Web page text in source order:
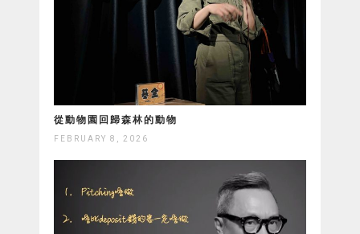
從動物園回歸森林的動物
FEBRUARY 8, 2026